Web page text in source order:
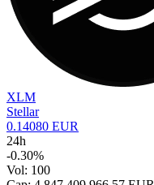
XLM
Stellar
0.14080 EUR
24h
-0.30%
Vol: 100